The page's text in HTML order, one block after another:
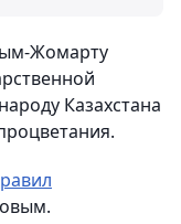
Жомарту
Казахстана